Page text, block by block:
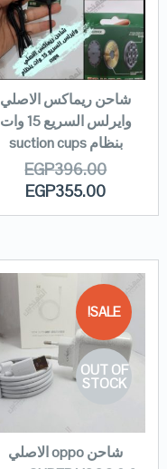
شاحن ريماكس الاصلي
وايرلس السريع 15 وات
بنظام suction cups
EGP396.00
EGP355.00
SALE!
OUT OF
STOCK
شاحن oppo الاصلي